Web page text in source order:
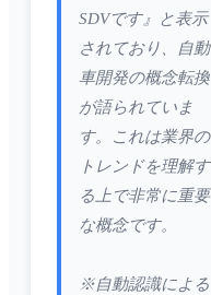
SDVです』と表示
されており、自動
車開発の概念転換
が語られていま
す。これは業界の
トレンドを理解す
る上で非常に重要
な概念です。
※自動認識による